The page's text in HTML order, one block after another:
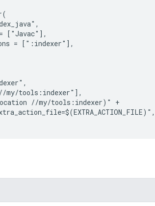
["Javac"],
= [":indexer"],
my/tools:indexer"],
//my/tools:indexer)" +